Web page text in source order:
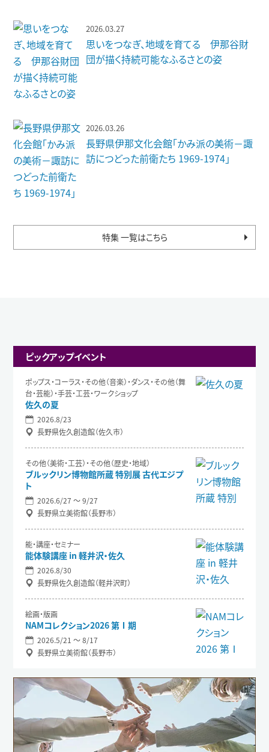
2026.03.27
思いをつなぎ、地域を育てる 伊那谷財
団が描く持続可能なふるさとの姿
2026.03.26
長野県伊那文化会館「かみ派の美術－諏
訪につどった前衛たち 1969-1974」
特集 一覧はこちら
ピックアップイベント
ポップス・コーラス・その他（音楽）・ダンス・その他（舞
台・芸能）・手芸・工芸・ワークショップ
佐久の夏
2026.8/23
長野県佐久創造館（佐久市）
その他（美術・工芸）・その他（歴史・地域）
ブルックリン博物館所蔵 特別展 古代エジプ
ト
2026.6/27 〜 9/27
長野県立美術館（長野市）
能・講座・セミナー
能体験講座 in 軽井沢・佐久
2026.8/30
長野県佐久創造館（軽井沢町）
絵画・版画
NAMコレクション2026 第Ⅰ期
2026.5/21 〜 8/17
長野県立美術館（長野市）